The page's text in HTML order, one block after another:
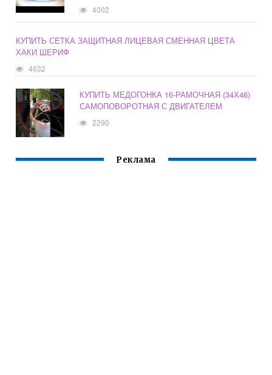
4002
КУПИТЬ СЕТКА ЗАЩИТНАЯ ЛИЦЕВАЯ СМЕННАЯ ЦВЕТА
ХАКИ ШЕРИФ
4632
КУПИТЬ МЕДОГОНКА 16-РАМОЧНАЯ (34Х46)
САМОПОВОРОТНАЯ С ДВИГАТЕЛЕМ
2290
Реклама